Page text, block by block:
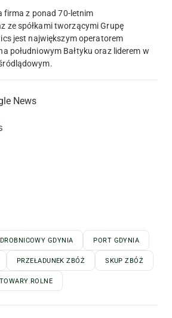
firma z ponad 70-letnim
ze spółkami tworzącymi Grupę
jest największym operatorem
południowym Bałtyku oraz liderem w
News
GDYNIA PORT GDYNIA
PRZEŁADUNEK ZBÓŻ SKUP ZBÓŻ
TOWARY ROLNE